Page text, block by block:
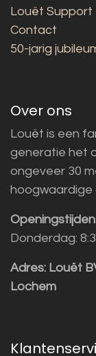
Louët Support
Contact
50-jarig
Over ons
Louët is een
generatie het
ongeveer 30
Donderdag:
Adres: Louët
Lochem